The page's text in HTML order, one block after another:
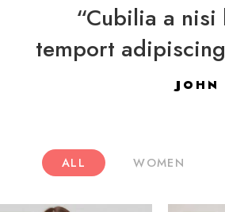
“Cubilia a
temport
JOHN
ALL WOMEN